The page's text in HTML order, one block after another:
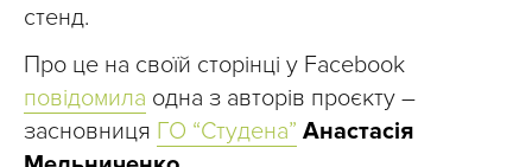
стенд.
Про це на своїй сторінці у Facebook
повідомила одна з авторів проєкту –
засновниця ГО “Студена” Анастасія